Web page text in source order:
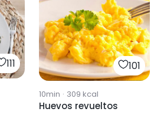
111 101
10min · 309 kcal
Huevos revueltos